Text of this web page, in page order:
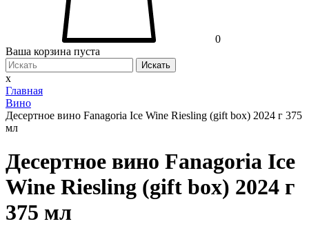
0
Ваша корзина пуста
Искать
x
Главная
Вино
Десертное вино Fanagoria Ice Wine Riesling (gift box) 2024 г 375
мл
Десертное вино Fanagoria Ice
Wine Riesling (gift box) 2024 г
375 мл